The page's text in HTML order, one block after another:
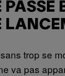
trop se
va pas